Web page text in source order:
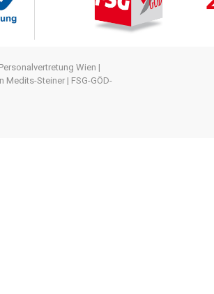
Wien |
Medits-Steiner | FSG-GÖD-